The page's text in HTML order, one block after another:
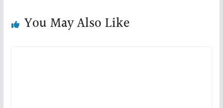
You May Also Like